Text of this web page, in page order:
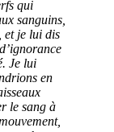
qui
sanguins,
et je lui dis
Je lui
en
le sang à